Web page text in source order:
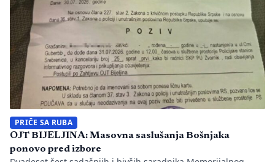
PRIČE SA RUBA
OJT BIJELJINA: Masovna saslušanja Bošnjaka
ponovo pred izbore